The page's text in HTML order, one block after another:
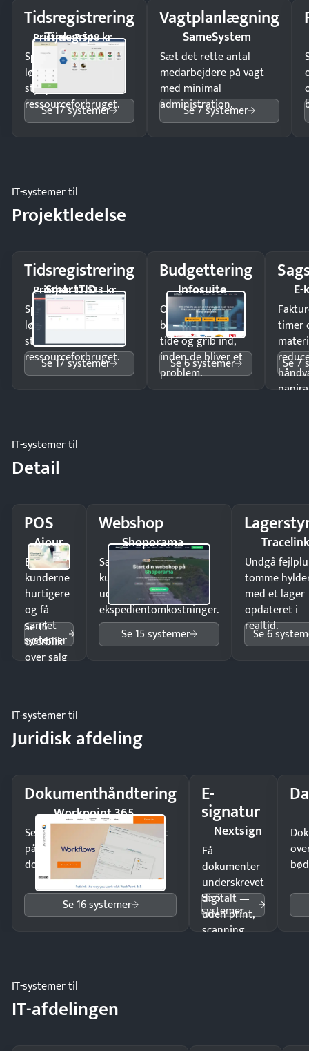
Tidsregistrering
Timegrip
Pristjek: 7.548 kr
Spar tid på
lønberegning og få
styr på
ressourceforbruget.
Se 17 systemer
Vagtplanlægning
SameSystem
Sæt det rette antal
medarbejdere på vagt
med minimal
administration.
Se 7 systemer
IT-systemer til
Projektledelse
Tidsregistrering
SmartTID
Pristjek: 12.523 kr
Spar tid på
lønberegning og få
styr på
ressourceforbruget.
Se 17 systemer
Budgettering
Infosuite
Opdag
budgetafvigelser i
tide og grib ind,
inden de bliver et
problem.
Se 6 systemer
timer
Se 7
IT-systemer til
Detail
POS
Ajour
Ekspedér
kunderne
hurtigere
og få
samlet
overblik
over salg
Se 15
systemer
Webshop
Shoporama
Sælg produkter 24/7 til
kunder i hele landet
uden
ekspedientomkostninger.
Se 15 systemer
Undgå
tomme
med et lager
opdateret i
realtid.
Se 6
IT-systemer til
Juridisk afdeling
Dokumenthåndtering
Workpoint 365
Send kontrakter til underskrift
på minutter og mist ingen
dokumenter.
Se 16 systemer
E-
signatur
Nextsign
Få
dokumenter
underskrevet
digitalt —
uden print,
scanning
Se 5
systemer
IT-systemer til
IT-afdelingen